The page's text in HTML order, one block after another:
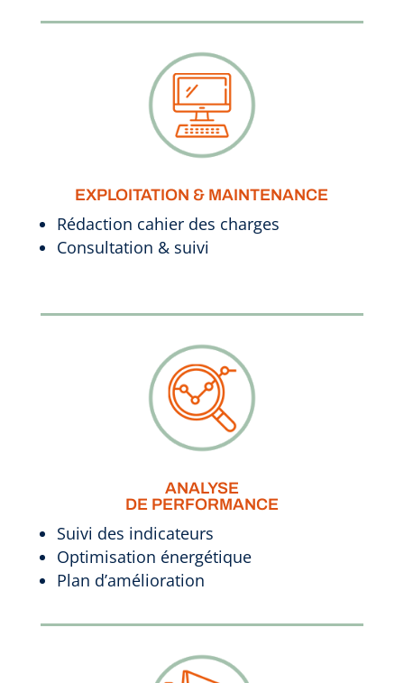
EXPLOITATION & MAINTENANCE
Rédaction cahier des charges
Consultation & suivi
ANALYSE
DE PERFORMANCE
Suivi des indicateurs
Optimisation énergétique
Plan d’amélioration